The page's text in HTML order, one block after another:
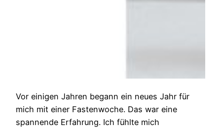
Vor einigen Jahren begann ein neues Jahr für
mich mit einer Fastenwoche. Das war eine
spannende Erfahrung. Ich fühlte mich